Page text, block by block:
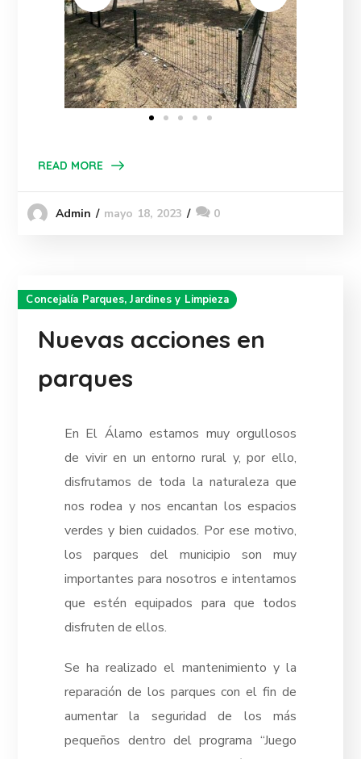
READ MORE
Admin mayo 18, 2023 0
Concejalía Parques, Jardines y Limpieza
Nuevas acciones en
parques
En El Álamo estamos muy orgullosos
de vivir en un entorno rural y, por ello,
disfrutamos de toda la naturaleza que
nos rodea y nos encantan los espacios
verdes y bien cuidados. Por ese motivo,
los parques del municipio son muy
importantes para nosotros e intentamos
que estén equipados para que todos
disfruten de ellos.
Se ha realizado el mantenimiento y la
reparación de los parques con el fin de
aumentar la seguridad de los más
pequeños dentro del programa “Juego